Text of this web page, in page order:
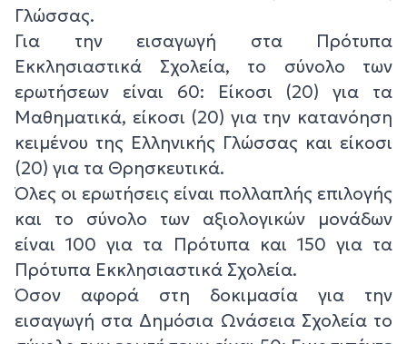
Γλώσσας.
Για την εισαγωγή στα Πρότυπα
Εκκλησιαστικά Σχολεία, το σύνολο των
ερωτήσεων είναι 60: Είκοσι (20) για τα
Μαθηματικά, είκοσι (20) για την κατανόηση
κειμένου της Ελληνικής Γλώσσας και είκοσι
(20) για τα Θρησκευτικά.
Όλες οι ερωτήσεις είναι πολλαπλής επιλογής
και το σύνολο των αξιολογικών μονάδων
είναι 100 για τα Πρότυπα και 150 για τα
Πρότυπα Εκκλησιαστικά Σχολεία.
Όσον αφορά στη δοκιμασία για την
εισαγωγή στα Δημόσια Ωνάσεια Σχολεία το